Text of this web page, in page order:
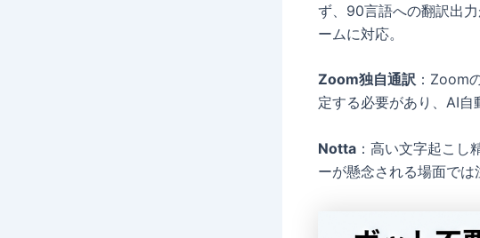
ず、90言語への翻訳出
ームに対応。
Zoom独自通訳 ：Zoom
定する必要があり、AI自
Notta ：高い文字起こ
ーが懸念される場面では